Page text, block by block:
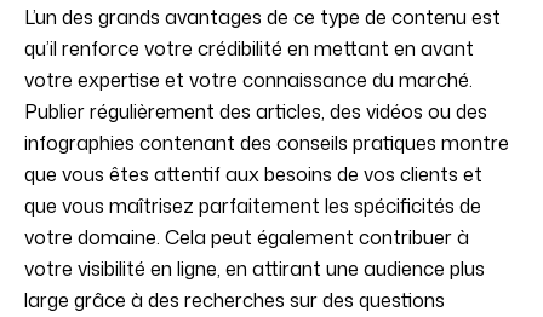
L’un des grands avantages de ce type de contenu est
qu’il renforce votre crédibilité en mettant en avant
votre expertise et votre connaissance du marché.
Publier régulièrement des articles, des vidéos ou des
infographies contenant des conseils pratiques montre
que vous êtes attentif aux besoins de vos clients et
que vous maîtrisez parfaitement les spécificités de
votre domaine. Cela peut également contribuer à
votre visibilité en ligne, en attirant une audience plus
large grâce à des recherches sur des questions